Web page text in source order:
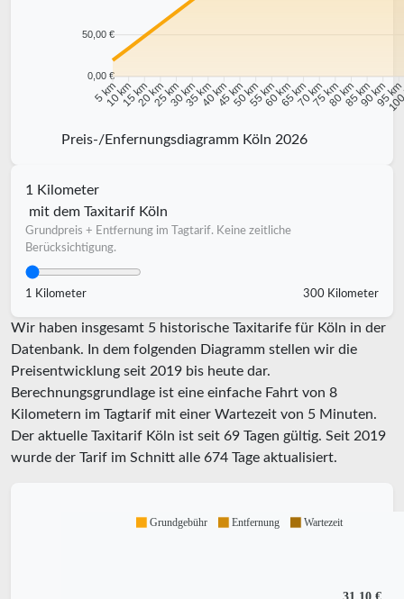
50,00 €
0,00 €
5 km
10 km15 km20 km25 km30 km35 km40 km45 km50 km55 km60 km65 km70 km75 km80 km85 km90 km95 km
Preis-/Enfernungsdiagramm Köln 2026
1 Kilometer
mit dem Taxitarif Köln
Grundpreis + Entfernung im Tagtarif. Keine zeitliche
Berücksichtigung.
1 Kilometer 300 Kilometer
Wir haben insgesamt 5 historische Taxitarife für Köln in der
Datenbank. In dem folgenden Diagramm stellen wir die
Preisentwicklung seit 2019 bis heute dar.
Berechnungsgrundlage ist eine einfache Fahrt von 8
Kilometern im Tagtarif mit einer Wartezeit von 5 Minuten.
Der aktuelle Taxitarif Köln ist seit 69 Tagen gültig. Seit 2019
wurde der Tarif im Schnitt alle 674 Tage aktualisiert.
Grundgebühr Entfernung Wartezeit